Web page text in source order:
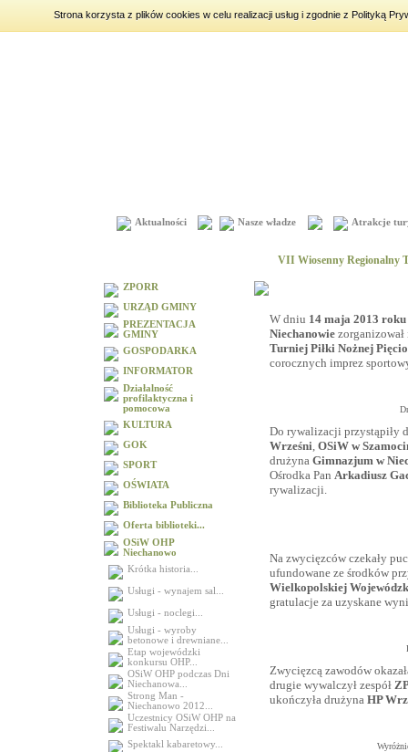
Strona korzysta z plików cookies w celu realizacji usług i zgodnie z Polityką
niedziela9 sierpnia 2026|imieniny:Klara, Roman, Romuald
Aktualności Nasze władze Atrakcje
ZPORR
URZĄD GMINY
PREZENTACJA
GMINY
GOSPODARKA
INFORMATOR
Działalność
profilaktyczna i
pomocowa
KULTURA
GOK
SPORT
OŚWIATA
Biblioteka Publiczna
Oferta biblioteki...
OSiW OHP
Niechanowo
Krótka historia...
Usługi - wynajem sal...
Usługi - noclegi...
Usługi - wyroby
betonowe i drewniane...
Etap wojewódzki
konkursu OHP...
OSiW OHP podczas Dni
Niechanowa...
Strong Man -
Niechanowo 2012...
Uczestnicy OSiW OHP na
Festiwalu Narzędzi...
Spektakl kabaretowy...
VII Wiosenny Regionalny
W dniu 14 maja 2013
Niechanowie
Turniej Piłki Nożnej
corocznych imprez
Do rywalizacji przystąpiły
Wrześni OSiW w
drużyna Gimnazjum w
Ośrodka Pan Arkadiusz
rywalizacji.
Na zwycięzców czekały
ufundowane ze środków
Wielkopolskiej
gratulacje za uzyskane
Zwycięzcą zawodów
drugie wywalczył zespół
ukończyła drużyna HP